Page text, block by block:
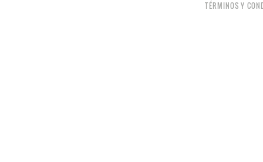
TÉRMINOS Y